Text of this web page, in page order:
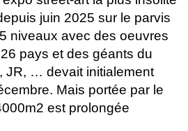
juin 2025 sur le parvis
niveaux avec des oeuvres
pays et des géants du
JR, … devait initialement
Mais portée par le
est prolongée